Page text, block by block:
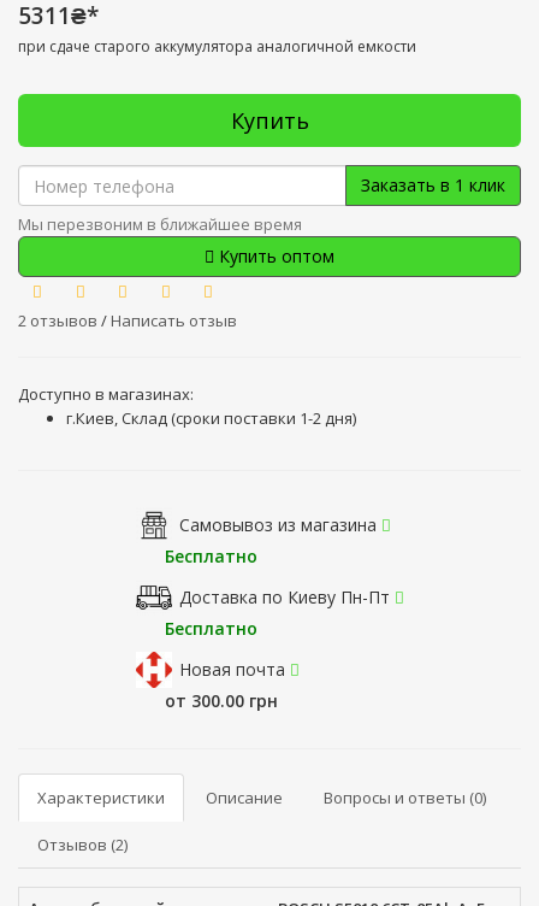
5311₴*
при сдаче старого аккумулятора аналогичной емкости
Купить
Заказать в 1 клик
Мы перезвоним в ближайшее время
Купить оптом
2 отзывов / Написать отзыв
Доступно в магазинах:
г.Киев, Склад (сроки поставки 1-2 дня)
Самовывоз из магазина
Бесплатно
Доставка по Киеву Пн-Пт
Бесплатно
Новая почта
от 300.00 грн
Характеристики Описание Вопросы и ответы (0)
Отзывов (2)